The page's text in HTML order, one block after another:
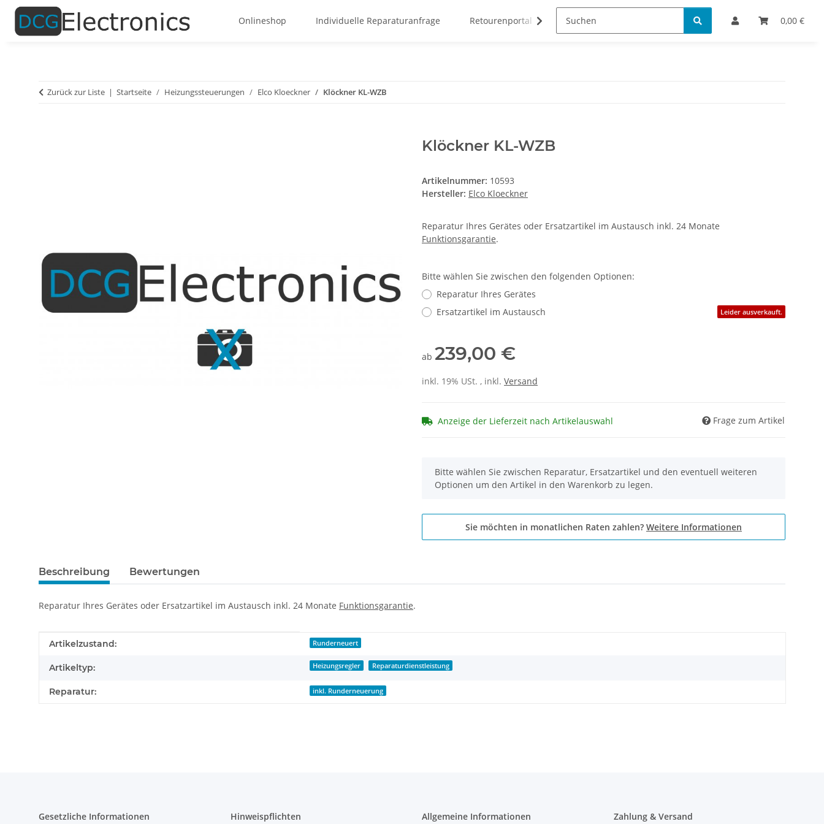
0,00 €
Onlineshop Individuelle Reparaturanfrage Retourenportal Bestellinformationen
Zurück zur Liste Startseite Heizungssteuerungen Elco Kloeckner Klöckner KL-WZB
Klöckner KL-WZB
Artikelnummer: 10593
Hersteller: Elco Kloeckner
Reparatur Ihres Gerätes oder Ersatzartikel im Austausch inkl. 24 Monate
Funktionsgarantie.
Bitte wählen Sie zwischen den folgenden Optionen:
Reparatur Ihres Gerätes
Ersatzartikel im Austausch
Leider ausverkauft.
ab 239,00 €
inkl. 19% USt. , inkl. Versand
Anzeige der Lieferzeit nach Artikelauswahl Frage zum Artikel
x
Bitte wählen Sie zwischen Reparatur, Ersatzartikel und den eventuell weiteren
Optionen um den Artikel in den Warenkorb zu legen.
Sie möchten in monatlichen Raten zahlen? Weitere Informationen
Beschreibung Bewertungen
Reparatur Ihres Gerätes oder Ersatzartikel im Austausch inkl. 24 Monate Funktionsgarantie.
Produkteigenschaft
Wert
Artikelzustand: Runderneuert
Artikeltyp: Heizungsregler Reparaturdienstleistung
Reparatur: inkl. Runderneuerung
Gesetzliche Informationen Hinweispflichten Allgemeine Informationen Zahlung & Versand